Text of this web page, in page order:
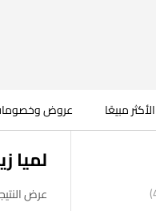
الأكثر مبيعًا عروض
لميا
عرض